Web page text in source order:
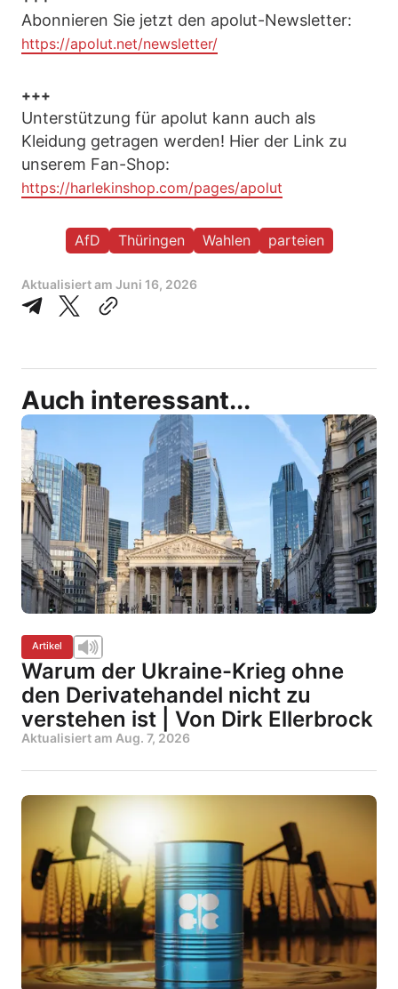
Abonnieren Sie jetzt den apolut-Newsletter:
https://apolut.net/newsletter/
+++
Unterstützung für apolut kann auch als
Kleidung getragen werden! Hier der Link zu
unserem Fan-Shop:
https://harlekinshop.com/pages/apolut
AfD Thüringen Wahlen parteien
Aktualisiert am Juni 16, 2026
Auch interessant...
Artikel
Warum der Ukraine-Krieg ohne
den Derivatehandel nicht zu
verstehen ist | Von Dirk Ellerbrock
Aktualisiert am Aug. 7, 2026